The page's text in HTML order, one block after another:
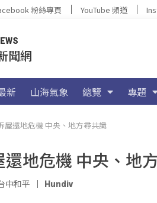
粉絲專頁 YouTube 頻道
聞網
新 山海氣象 總覽 專題
屋還地危機 中央、地方尋共識
地危機 中央、地
中和平 Hundiv